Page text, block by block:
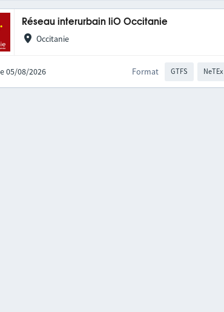
Réseau interurbain liO Occitanie
Occitanie
05/08/2026 Format GTFS NeTEx